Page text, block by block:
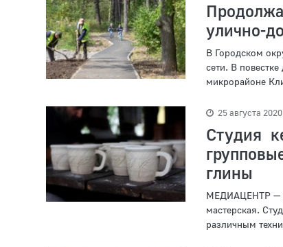
улично-
В Городском
сети. В
микрорайоне
25 августа 2020
Студия
глины
МЕДИАЦЕНТР —
мастерская.
различным